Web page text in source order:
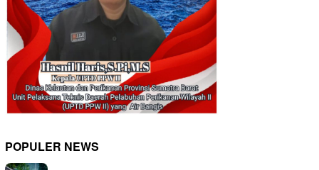
POPULER NEWS